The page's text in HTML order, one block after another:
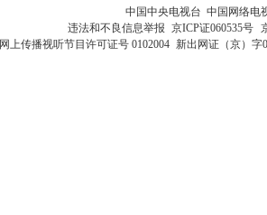
中国中央电视台 中国网络电
违法和不良信息举报 京ICP证060535号
网上传播视听节目许可证号 0102004 新出网证（京）